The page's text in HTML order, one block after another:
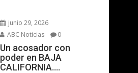
junio 29, 2026
ABC Noticias
0
Un acosador con
poder en BAJA
CALIFORNIA….